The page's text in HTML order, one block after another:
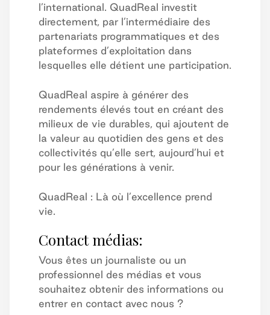
l’international. QuadReal investit
directement, par l’intermédiaire des
partenariats programmatiques et des
plateformes d’exploitation dans
lesquelles elle détient une participation.
QuadReal aspire à générer des
rendements élevés tout en créant des
milieux de vie durables, qui ajoutent de
la valeur au quotidien des gens et des
collectivités qu’elle sert, aujourd’hui et
pour les générations à venir.
QuadReal : Là où l’excellence prend
vie.
Contact médias:
Vous êtes un journaliste ou un
professionnel des médias et vous
souhaitez obtenir des informations ou
entrer en contact avec nous ?